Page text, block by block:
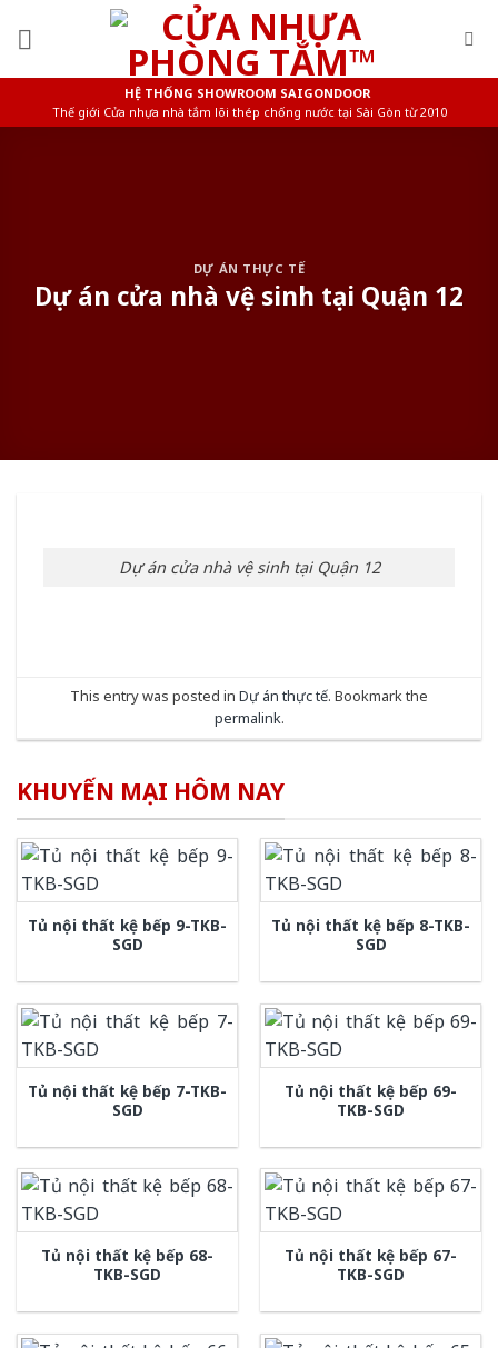
HỆ THỐNG SHOWROOM SAIGONDOOR
Thế giới Cửa nhựa nhà tắm lõi thép chống nước tại Sài Gòn từ 2010
DỰ ÁN THỰC TẾ
Dự án cửa nhà vệ sinh tại Quận 12
Dự án cửa nhà vệ sinh tại Quận 12
This entry was posted in Dự án thực tế. Bookmark the
permalink.
KHUYẾN MẠI HÔM NAY
Tủ nội thất kệ bếp 9-TKB-
SGD
Tủ nội thất kệ bếp 8-TKB-
SGD
Tủ nội thất kệ bếp 7-TKB-
SGD
Tủ nội thất kệ bếp 69-
TKB-SGD
Tủ nội thất kệ bếp 68-
TKB-SGD
Tủ nội thất kệ bếp 67-
TKB-SGD